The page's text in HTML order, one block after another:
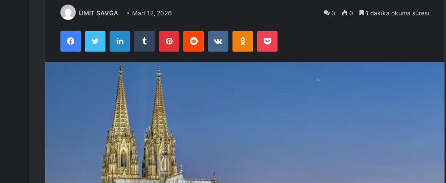
ÜMİT SAVĞA Mart 12, 2026 0 0 1 dakika okuma süresi
FacebookTwitter LinkedInTumblr PinterestReddit VKontakteOdnoklassniki
Pocket